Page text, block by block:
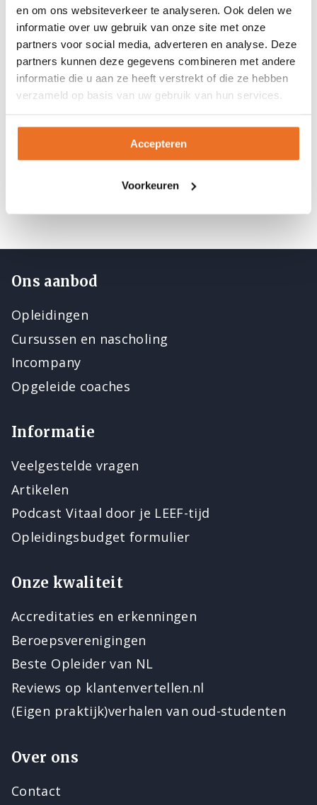
en om ons websiteverkeer te analyseren. Ook delen we
informatie over uw gebruik van onze site met onze
partners voor social media, adverteren en analyse. Deze
partners kunnen deze gegevens combineren met andere
informatie die u aan ze heeft verstrekt of die ze hebben
verzameld op basis van uw gebruik van hun services.
Accepteren
Voorkeuren
Complementair Groep is een groep van
gespecialiseerde en toonaangevende
Nederlandse opleidingsbedrijven: Vijfhart IT-
Opleidingen, Coach+Result, AT Computing,
Cibit, EPI Europe, Vijfhart arbo-opleidingen en
Sonnevelt. Door de krachten te bundelen,
delen deze bedrijven een cultuur van ambitie,
kwaliteit, verbinding en groei. Meer
complementair.nl
Ons aanbod
Opleidingen
Cursussen en nascholing
Incompany
Opgeleide coaches
Informatie
Veelgestelde vragen
Artikelen
Podcast Vitaal door je LEEF-tijd
Opleidingsbudget formulier
Onze kwaliteit
Accreditaties en erkenningen
Beroepsverenigingen
Beste Opleider van NL
Reviews op klantenvertellen.nl
(Eigen praktijk)verhalen van oud-studenten
Over ons
Contact